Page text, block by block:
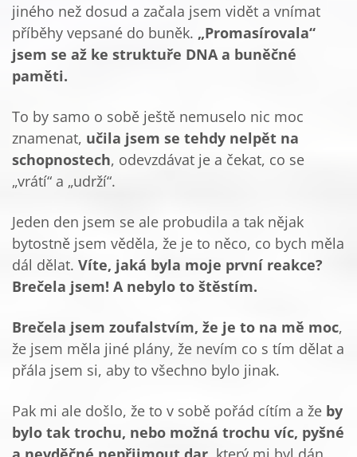
jiného než dosud a začala jsem vidět a vnímat
příběhy vepsané do buněk. „Promasírovala“
jsem se až ke struktuře DNA a buněčné
paměti.
To by samo o sobě ještě nemuselo nic moc
znamenat, učila jsem se tehdy nelpět na
schopnostech, odevzdávat je a čekat, co se
„vrátí“ a „udrží“.
Jeden den jsem se ale probudila a tak nějak
bytostně jsem věděla, že je to něco, co bych měla
dál dělat. Víte, jaká byla moje první reakce?
Brečela jsem! A nebylo to štěstím.
Brečela jsem zoufalstvím, že je to na mě moc,
že jsem měla jiné plány, že nevím co s tím dělat a
přála jsem si, aby to všechno bylo jinak.
Pak mi ale došlo, že to v sobě pořád cítím a že by
bylo tak trochu, nebo možná trochu víc, pyšné